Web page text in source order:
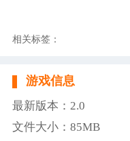
相关标签：
游戏信息
最新版本：2.0
文件大小：85MB